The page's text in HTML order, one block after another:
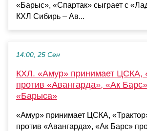
«Барыс», «Спартак» сыграет с
КХЛ Сибирь – Ав...
14:00, 25 Сен
КХЛ. «Амур» принимает ЦСКА,
против «Авангарда», «Ак
«Барыса»
«Амур» принимает ЦСКА,
против «Авангарда», «Ак Барс»